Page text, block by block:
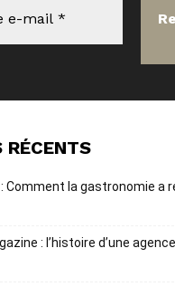
RÉCENTS
: Comment la gastronomie a
: l’histoire d’une